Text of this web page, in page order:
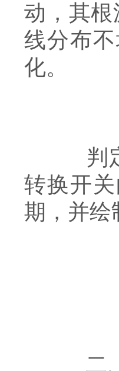
动，其
线分布
化。
判定
转换开
期，并绘
二、